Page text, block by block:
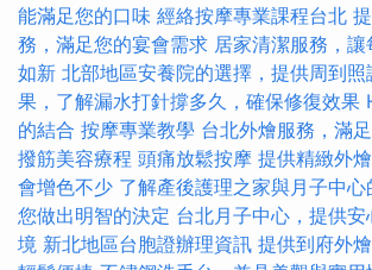
能滿足您的口味 經絡按摩專業課程台北
務，滿足您的宴會需求 居家清潔服務，
如新 北部地區安養院的選擇，提供周到照
果，了解漏水打針撐多久，確保修復效果
的結合 按摩專業教學 台北外燴服務，滿
撥筋美容療程 頭痛放鬆按摩 提供精緻外
會增色不少 了解產後護理之家與月子中
您做出明智的決定 台北月子中心，提供
境 新北地區台胞證辦理資訊 提供到府外